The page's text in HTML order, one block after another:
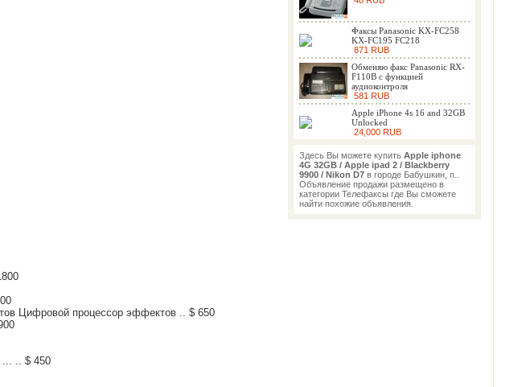
Цифровой процессор эффектов .. $ 650
... .. $ 450
Факсы Panasonic KX-FC258
KX-FC195 FC218
871 RUB
Обменяю факс Panasonic RX-
F110B c функцией
аудиоконтроля
581 RUB
Apple iPhone 4s 16 and 32GB
Unlocked
24,000 RUB
Здесь Вы можете купить Apple iphone
4G 32GB / Apple ipad 2 / Blackberry
9900 / Nikon D7 в городе Бабушкин, п..
Объявление продажи размещено в
категории Телефаксы где Вы сможете
найти похожие объявления.